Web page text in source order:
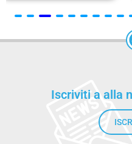
Iscriviti a alla